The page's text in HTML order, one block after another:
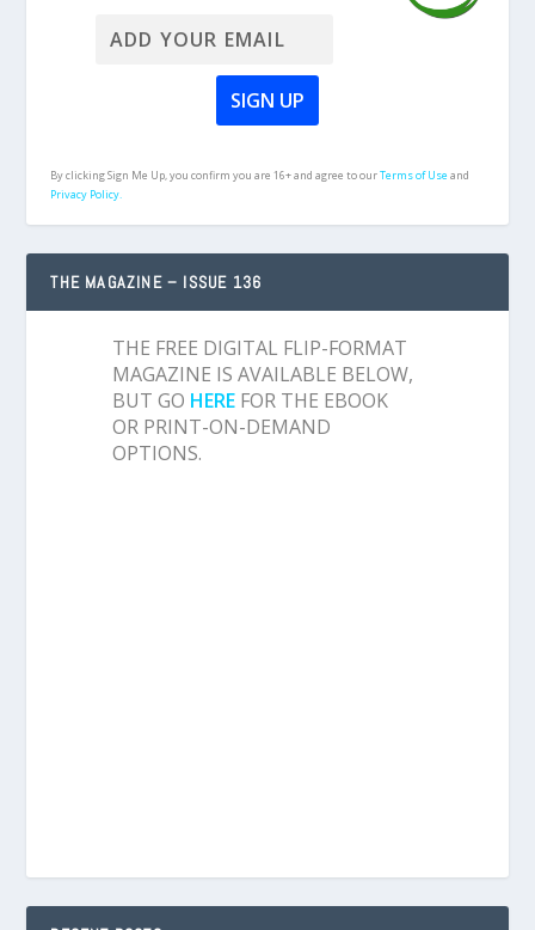
By clicking Sign Me Up, you confirm you are 16+ and agree to ourTerms of Useand
Privacy Policy.
THE MAGAZINE – ISSUE 136
THE FREE DIGITAL FLIP-FORMAT
MAGAZINE IS AVAILABLE BELOW,
BUT GO HERE FOR THE EBOOK
OR PRINT-ON-DEMAND
OPTIONS.